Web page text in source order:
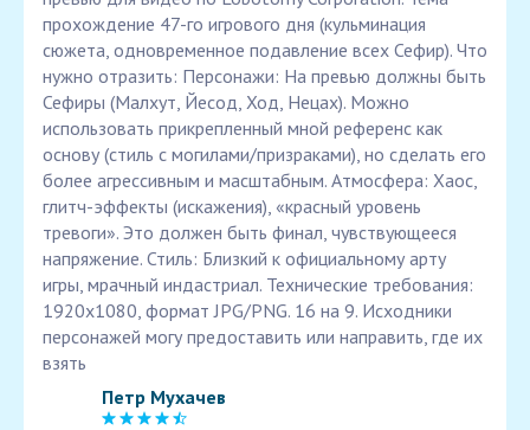
прохождение 47-го игрового дня (кульминация
сюжета, одновременное подавление всех Сефир). Что
нужно отразить: Персонажи: На превью должны быть
Сефиры (Малхут, Йесод, Ход, Нецах). Можно
использовать прикрепленный мной референс как
основу (стиль с могилами/призраками), но сделать его
более агрессивным и масштабным. Атмосфера: Хаос,
глитч-эффекты (искажения), «красный уровень
тревоги». Это должен быть финал, чувствующееся
напряжение. Стиль: Близкий к официальному арту
игры, мрачный индастриал. Технические требования:
1920x1080, формат JPG/PNG. 16 на 9. Исходники
персонажей могу предоставить или направить, где их
взять
Петр Мухачев